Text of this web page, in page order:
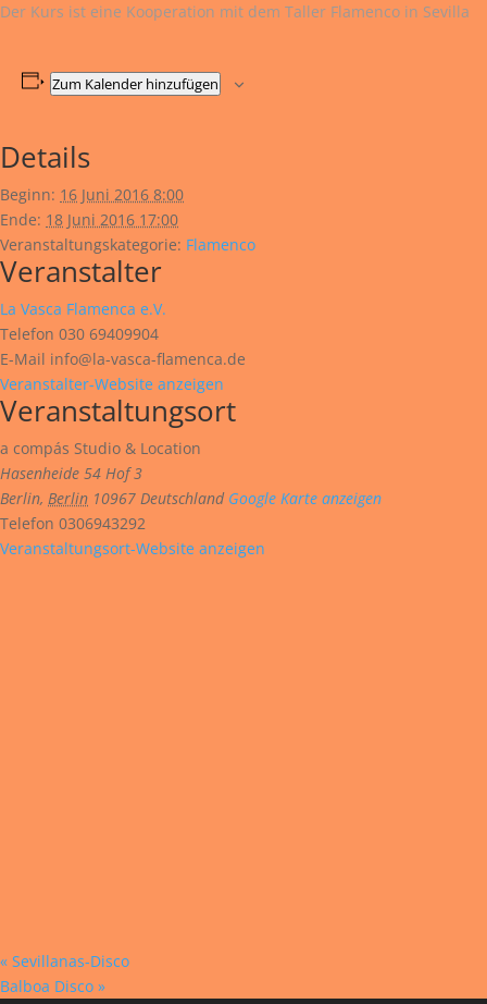
Der Kurs ist eine Kooperation mit dem Taller Flamenco in Sevilla
Zum Kalender hinzufügen
Details
Beginn: 16 Juni 2016 8:00
Ende: 18 Juni 2016 17:00
Veranstaltungskategorie: Flamenco
Veranstalter
La Vasca Flamenca e.V.
Telefon 030 69409904
E-Mail info@la-vasca-flamenca.de
Veranstalter-Website anzeigen
Veranstaltungsort
a compás Studio & Location
Hasenheide 54 Hof 3
Berlin, Berlin 10967 Deutschland Google Karte anzeigen
Telefon 0306943292
Veranstaltungsort-Website anzeigen
« Sevillanas-Disco
Balboa Disco »